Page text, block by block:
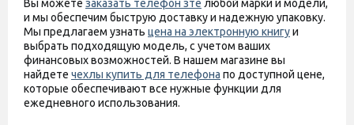
Вы можете заказать телефон зте любой марки и модели,
и мы обеспечим быструю доставку и надежную упаковку.
Мы предлагаем узнать цена на электронную книгуи
выбрать подходящую модель, с учетом ваших
финансовых возможностей. В нашем магазине вы
найдете чехлы купить для телефона по доступной цене,
которые обеспечивают все нужные функции для
ежедневного использования.